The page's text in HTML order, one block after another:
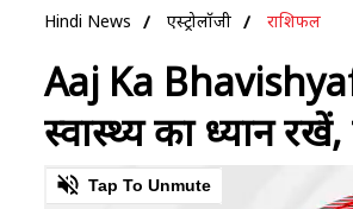
Hindi News एस्ट्रोलॉजी राशिफल
Aaj Ka
स्वास्थ्य का ध्यान
0
of
Tap To Unmute